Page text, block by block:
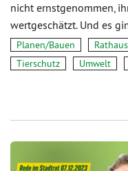
nicht ernstgenommen,
wertgeschätzt. Und es
Planen/Bauen
Tierschutz
Umwelt